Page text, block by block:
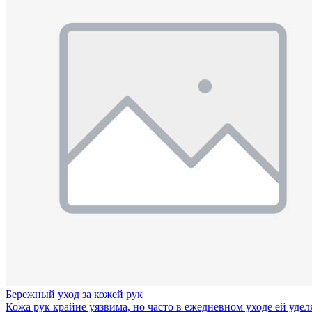
Бережный уход за кожей рук
Кожа рук крайне уязвима, но часто в ежедневном уходе ей